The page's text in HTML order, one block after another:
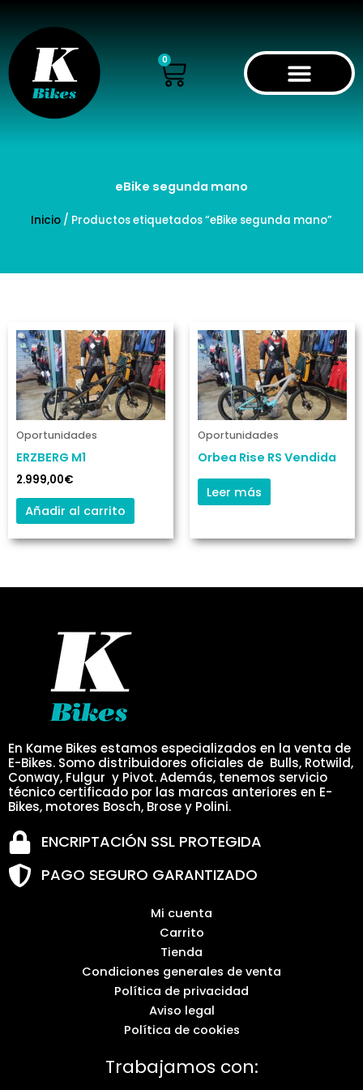
contenido
0
Cart
eBike segunda mano
Inicio / Productos etiquetados “eBike segunda mano”
Oportunidades
ERZBERG M1
2.999,00€
Añadir al carrito
Oportunidades
Orbea Rise RS Vendida
Leer más
En Kame Bikes estamos especializados en la venta de
E-Bikes. Somo distribuidores oficiales de Bulls, Rotwild,
Conway, Fulgur y Pivot. Además, tenemos servicio
técnico certificado por las marcas anteriores en E-
Bikes, motores Bosch, Brose y Polini.
ENCRIPTACIÓN SSL PROTEGIDA
PAGO SEGURO GARANTIZADO
Mi cuenta
Carrito
Tienda
Condiciones generales de venta
Política de privacidad
Aviso legal
Política de cookies
Trabajamos con: